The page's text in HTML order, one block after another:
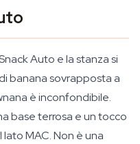
Auto e la stanza si
banana sovrapposta a
è inconfondibile.
base terrosa e un tocco
MAC. Non è una